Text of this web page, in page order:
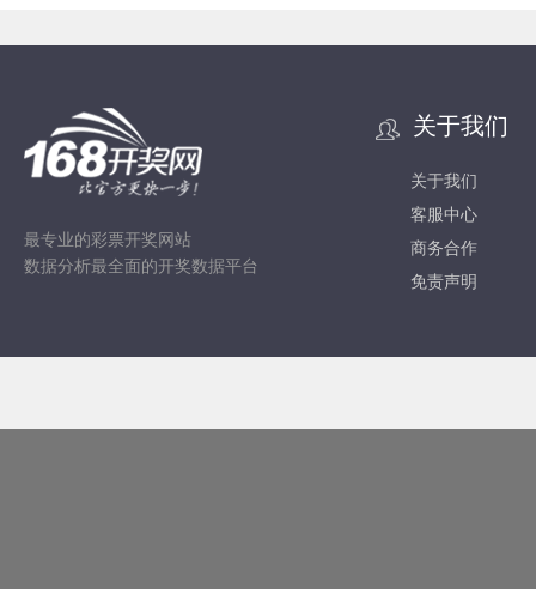
最专业的彩票开奖网站
数据分析最全面的开奖数据平台
关于我们
关于我们
客服中心
商务合作
免责声明